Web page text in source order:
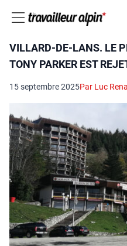
VILLARD-DE-LANS. LE
TONY PARKER EST
15 septembre 2025Par Luc